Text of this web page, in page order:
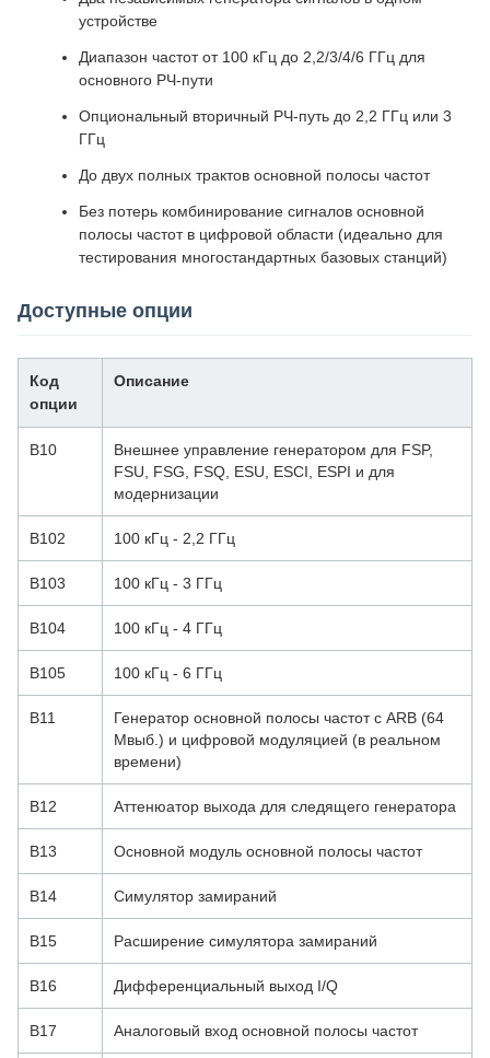
устройстве
Диапазон частот от 100 кГц до 2,2/3/4/6 ГГц для
основного РЧ-пути
Опциональный вторичный РЧ-путь до 2,2 ГГц или 3
ГГц
До двух полных трактов основной полосы частот
Без потерь комбинирование сигналов основной
полосы частот в цифровой области (идеально для
тестирования многостандартных базовых станций)
Доступные опции
Код
опции
Описание
B10
Внешнее управление генератором для FSP,
FSU, FSG, FSQ, ESU, ESCI, ESPI и для
модернизации
B102 100 кГц - 2,2 ГГц
B103 100 кГц - 3 ГГц
B104 100 кГц - 4 ГГц
B105 100 кГц - 6 ГГц
B11
Генератор основной полосы частот с ARB (64
Мвыб.) и цифровой модуляцией (в реальном
времени)
B12 Аттенюатор выхода для следящего генератора
B13 Основной модуль основной полосы частот
B14 Симулятор замираний
B15 Расширение симулятора замираний
B16 Дифференциальный выход I/Q
B17 Аналоговый вход основной полосы частот